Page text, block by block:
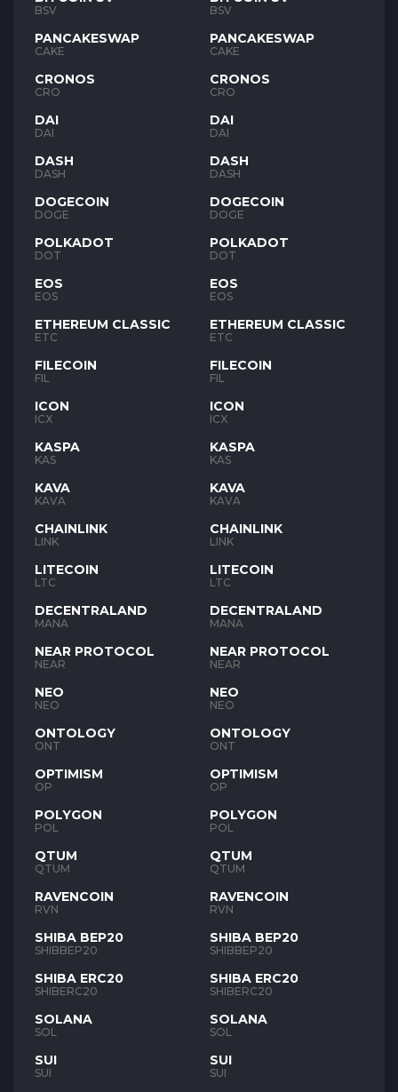
BSV
PANCAKESWAP
CAKE
CRONOS
CRO
DAI
DAI
DASH
DASH
DOGECOIN
DOGE
POLKADOT
DOT
EOS
EOS
ETHEREUM CLASSIC
ETC
FILECOIN
FIL
ICON
ICX
KASPA
KAS
KAVA
KAVA
CHAINLINK
LINK
LITECOIN
LTC
DECENTRALAND
MANA
NEAR PROTOCOL
NEAR
NEO
NEO
ONTOLOGY
ONT
OPTIMISM
OP
POLYGON
POL
QTUM
QTUM
RAVENCOIN
RVN
SHIBA BEP20
SHIBBEP20
SHIBA ERC20
SHIBERC20
SOLANA
SOL
SUI
SUI
BSV
PANCAKESWAP
CAKE
CRONOS
CRO
DAI
DAI
DASH
DASH
DOGECOIN
DOGE
POLKADOT
DOT
EOS
EOS
ETHEREUM CLASSIC
ETC
FILECOIN
FIL
ICON
ICX
KASPA
KAS
KAVA
KAVA
CHAINLINK
LINK
LITECOIN
LTC
DECENTRALAND
MANA
NEAR PROTOCOL
NEAR
NEO
NEO
ONTOLOGY
ONT
OPTIMISM
OP
POLYGON
POL
QTUM
QTUM
RAVENCOIN
RVN
SHIBA BEP20
SHIBBEP20
SHIBA ERC20
SHIBERC20
SOLANA
SOL
SUI
SUI